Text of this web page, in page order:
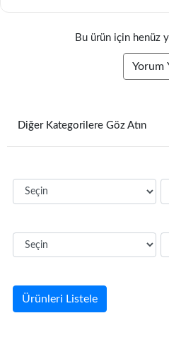
Bu ürün için henüz
Yorum
Diğer Kategorilere Göz Atın
Ürünleri Listele